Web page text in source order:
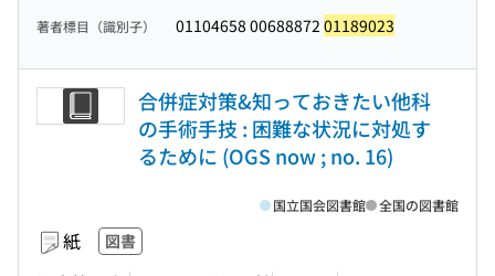
著者標目（識別子） 01104658 00688872 01189023
合併症対策&知っておきたい他科
の手術手技 : 困難な状況に対処す
るために (OGS now ; no. 16)
紙 図書
国立国会図書館 全国の図書館